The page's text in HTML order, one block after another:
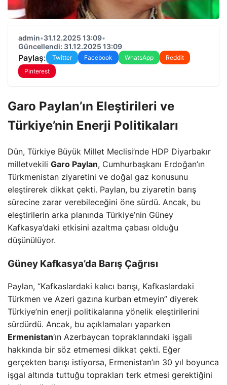
admin•31.12.2025 13:09•
Güncellendi: 31.12.2025 13:09
Paylaş: Twitter Facebook WhatsApp
Reddit
Pinterest
Garo Paylan’ın Eleştirileri ve
Türkiye’nin Enerji Politikaları
Dün, Türkiye Büyük Millet Meclisi’nde HDP Diyarbakır
milletvekili Garo Paylan, Cumhurbaşkanı Erdoğan’ın
Türkmenistan ziyaretini ve doğal gaz konusunu
eleştirerek dikkat çekti. Paylan, bu ziyaretin barış
sürecine zarar verebileceğini öne sürdü. Ancak, bu
eleştirilerin arka planında Türkiye’nin Güney
Kafkasya’daki etkisini azaltma çabası olduğu
düşünülüyor.
Güney Kafkasya’da Barış Çağrısı
Paylan, “Kafkaslardaki kalıcı barışı, Kafkaslardaki
Türkmen ve Azeri gazına kurban etmeyin” diyerek
Türkiye’nin enerji politikalarına yönelik eleştirilerini
sürdürdü. Ancak, bu açıklamaları yaparken
Ermenistan‘ın Azerbaycan topraklarındaki işgali
hakkında bir söz etmemesi dikkat çekti. Eğer
gerçekten barışı istiyorsa, Ermenistan’ın 30 yıl boyunca
işgal altında tuttuğu toprakları terk etmesi gerektiğini